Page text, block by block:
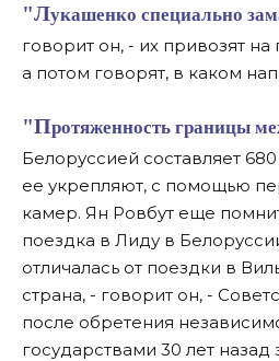
"Лукашенко специально заманивает их сюда, -
говорит он, - их привозят на
а потом говорят, в каком
"Протяженность границы между Литвой и
Белоруссией составляет
ее укрепляют, с помощью
камер. Ян Ровбут еще
поездка в Лиду в
отличалась от поездки в
страна, - говорит он, -
после обретения
государствами 30 лет назад